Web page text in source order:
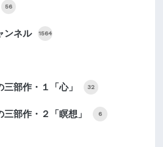
56
ンネル 1564
部作・１「心」 32
部作・２「瞑想」 6